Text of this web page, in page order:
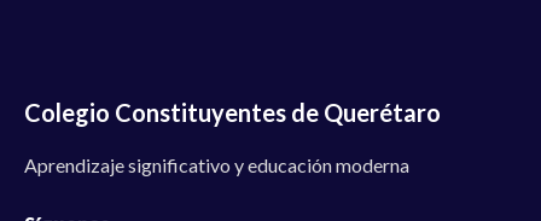
Colegio Constituyentes de Querétaro
Aprendizaje significativo y educación moderna